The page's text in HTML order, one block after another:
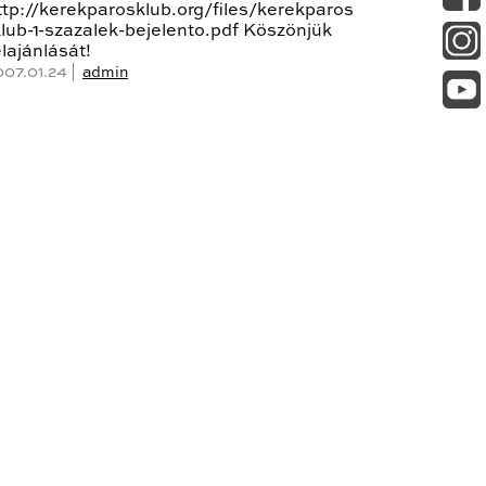
kerekparosklub.org/files/kerekparos
1-szazalek-bejelento.pdf Köszönjük
| admin